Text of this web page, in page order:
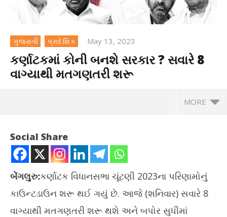
ગુજરાતી પ્રાદેશિક May 13, 2023
કર્ણાટકમાં કોની બનશે સરકાર ? સવારે 8
વાગ્યાથી મતગણતરી શરૂ
MORE
Social Share
બેંગલુરુ:કર્ણાટક વિધાનસભા ચૂંટણી 2023ના પરિણામોનું
કાઉન્ટડાઉન શરૂ થઈ ગયું છે. આજે (શનિવાર) સવારે 8
વાગ્યાથી મતગણતરી શરૂ થશે અને બપોર સુધીમાં